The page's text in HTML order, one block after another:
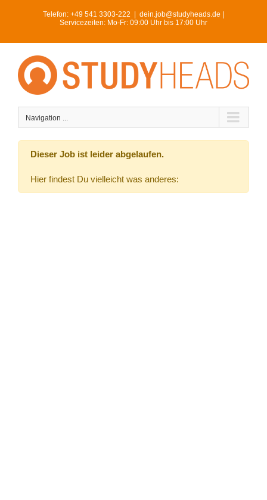
Telefon: +49 541 3303-222
dein.job@studyheads.de |
Servicezeiten: Mo-Fr: 09:00 Uhr bis 17:00 Uhr
Navigation ...
Dieser Job ist leider abgelaufen.
Hier findest Du vielleicht was anderes: